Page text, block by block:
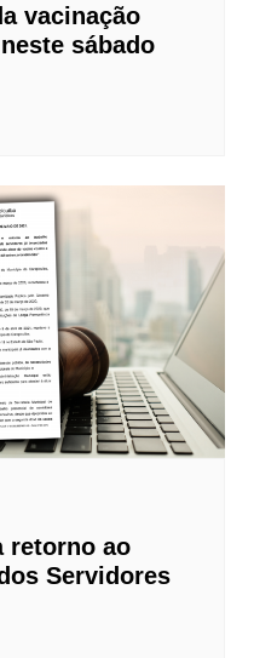
vacinação
sábado
retorno ao
Servidores